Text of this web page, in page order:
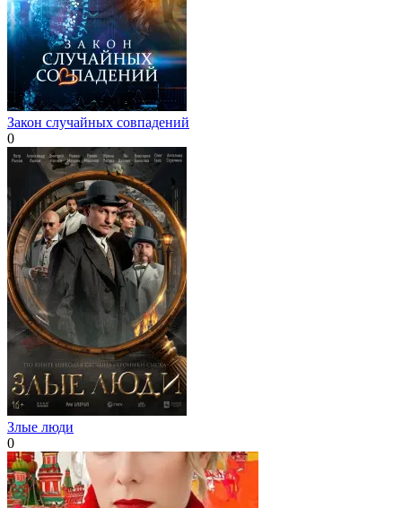
Закон случайных совпадений
0
Злые люди
0